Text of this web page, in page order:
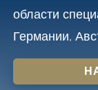
области
Германии,